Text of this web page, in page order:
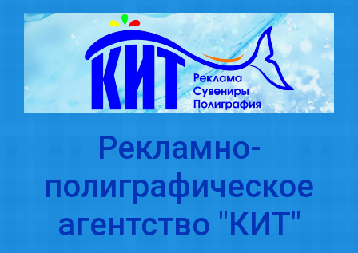
Skip to main content
Рекламно-
полиграфическое
агентство "КИТ"